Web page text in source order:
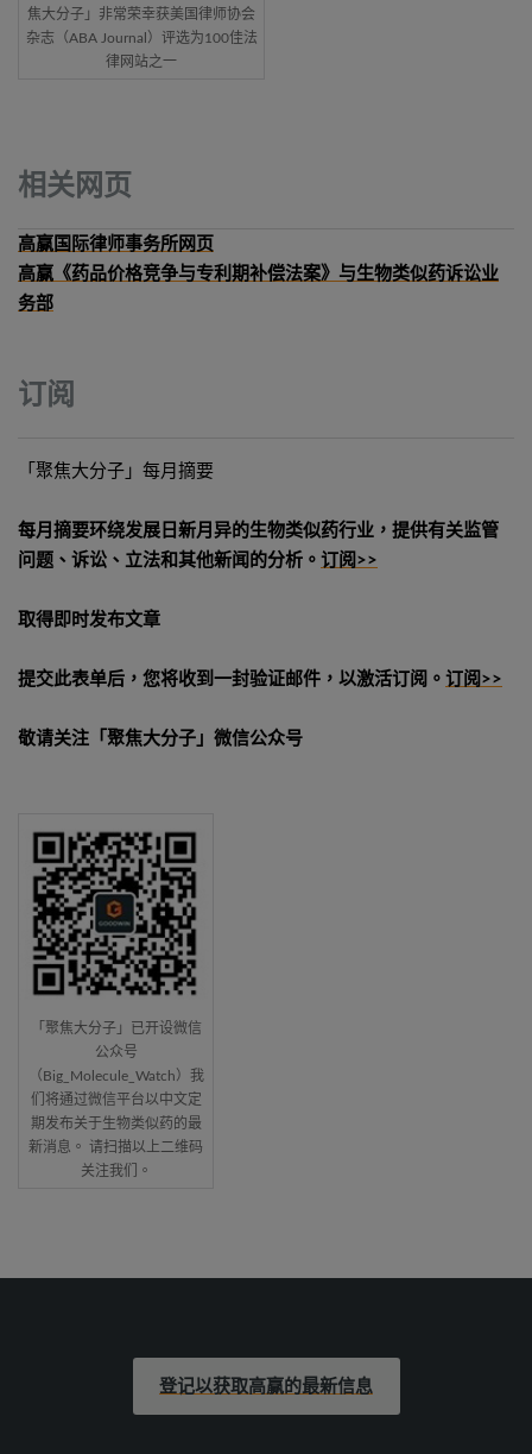
焦大分子」非常荣幸获美国律师协会
杂志（ABA Journal）评选为100佳法
律网站之一
相关网页
高赢国际律师事务所网页
高赢《药品价格竞争与专利期补偿法案》与生物类似药诉讼业
务部
订阅
「聚焦大分子」每月摘要
每月摘要环绕发展日新月异的生物类似药行业，提供有关监管
问题、诉讼、立法和其他新闻的分析。 订阅>>
取得即时发布文章
提交此表单后，您将收到一封验证邮件，以激活订阅。 订阅>>
敬请关注「聚焦大分子」微信公众号
「聚焦大分子」已开设微信
公众号
（Big_Molecule_Watch）我
们将通过微信平台以中文定
期发布关于生物类似药的最
新消息。 请扫描以上二维码
关注我们。
登记以获取高赢的最新信息